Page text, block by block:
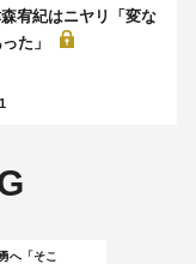
宥紀はニヤリ「変な
た」
へ「そこ